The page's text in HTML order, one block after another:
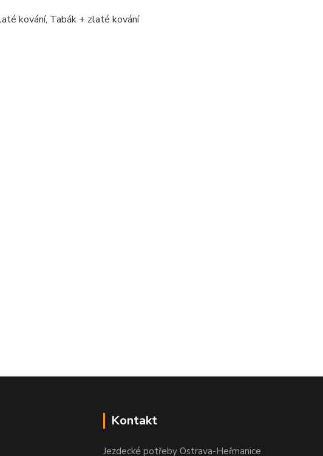
kování, Tabák + zlaté kování
Kontakt
Jezdecké potřeby Ostrava-Heřmanice